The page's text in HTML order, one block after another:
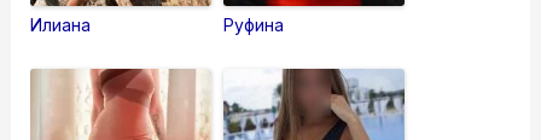
Илиана Руфина